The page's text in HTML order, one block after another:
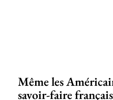
Même les
savoir-faire